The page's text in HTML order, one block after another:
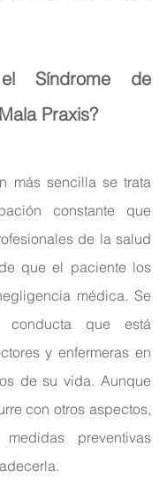
el
Praxis?
más sencilla se trata
constante que
de la salud
que el paciente los
médica. Se
que está
y enfermeras en
de su vida. Aunque
con otros aspectos,
preventivas